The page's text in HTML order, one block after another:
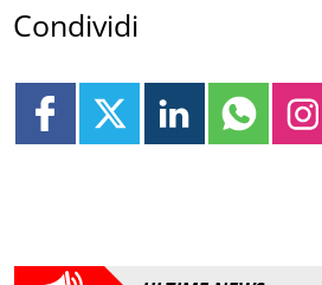
Condividi